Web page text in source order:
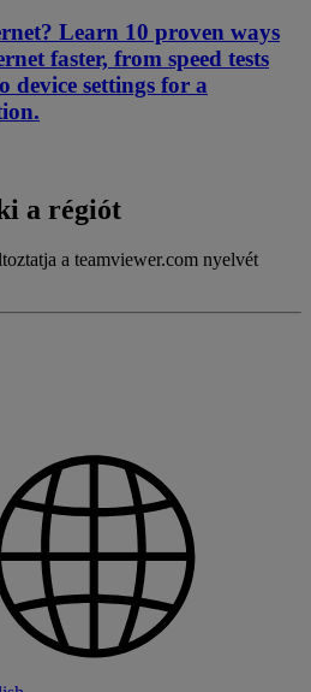
Learn 10 proven ways
faster, from speed tests
device settings for a
a régiót
a teamviewer.com nyelvét